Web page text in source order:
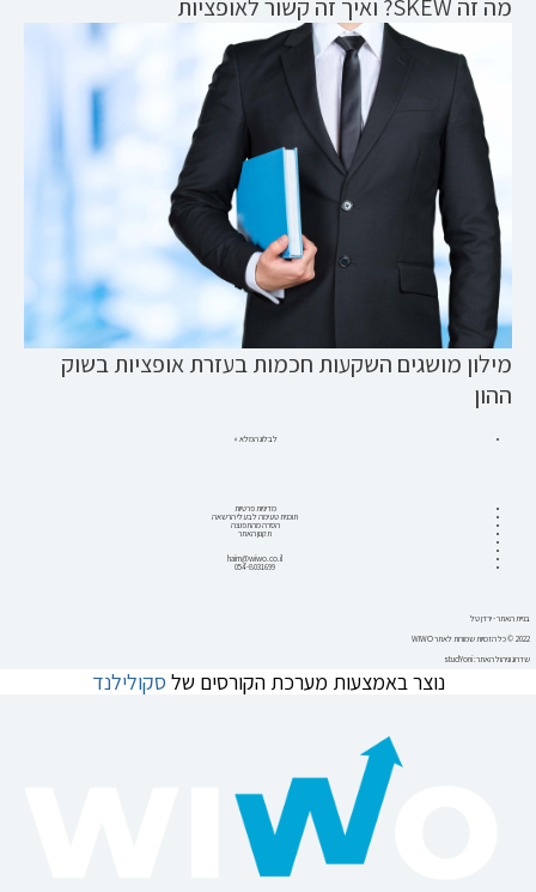
מה זה SKEW? ואיך זה קשור לאופציות
מילון מושגים השקעות חכמות בעזרת אופציות בשוק
ההון
לבלוג המלא »
מדיניות פרטיות
תוכנית טעימה לבעלי הרשאה
הסרה מהתפוצה
תקנון האתר
haim@wiwo.co.il
054-8031699
בניית האתר - ירדן טל
2022 © כל הזכויות שמורות לאתר WIWO
שדרוג וניהול האתר: studYoni
נוצר באמצעות מערכת הקורסים של סקולילנד